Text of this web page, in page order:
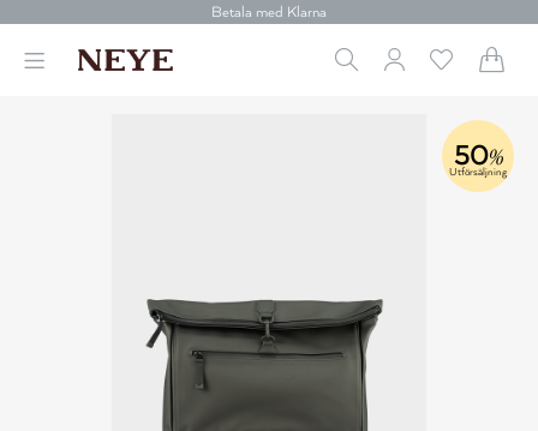
Betala med Klarna
Leverans 1-4 arbetsdagar
50%
Utförsäljning